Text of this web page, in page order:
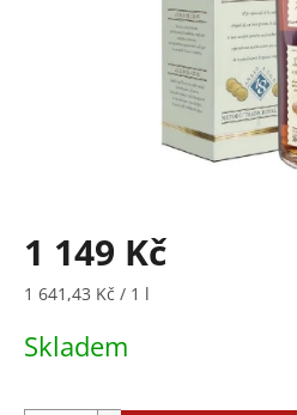
1 149 Kč
Měrná
1 641,43 Kč / 1 l
Skladem